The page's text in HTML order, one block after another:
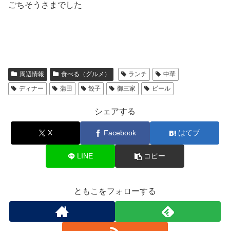
ごちそうさまでした
周辺情報 食べる（グルメ） ランチ
中華
ディナー
蒲田 餃子 御三家 ビール
シェアする
X Facebook はてブ
LINE コピー
ともこをフォローする